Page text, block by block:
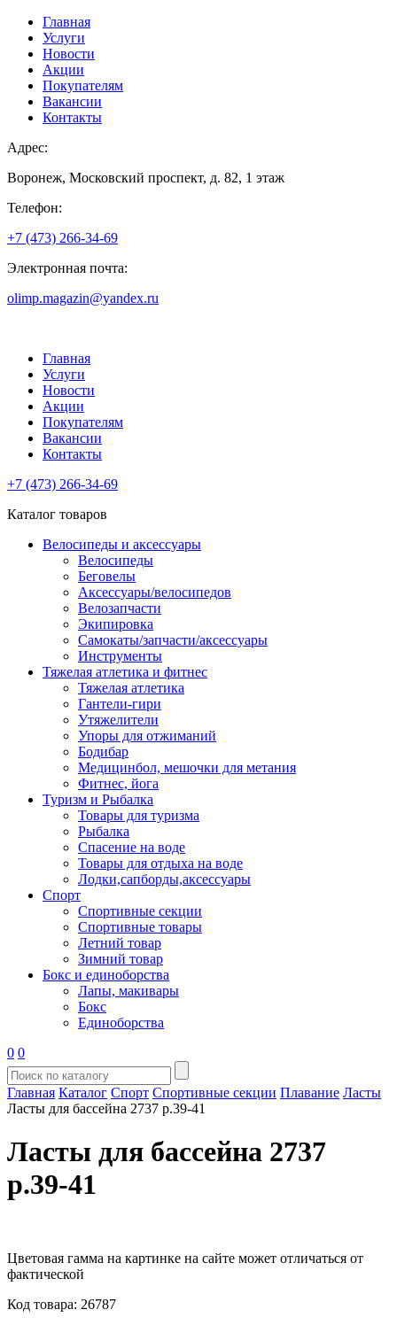
Главная
Услуги
Новости
Акции
Покупателям
Вакансии
Контакты
Адрес:
Воронеж, Московский проспект, д. 82, 1 этаж
Телефон:
+7 (473) 266-34-69
Электронная почта:
olimp.magazin@yandex.ru
Главная
Услуги
Новости
Акции
Покупателям
Вакансии
Контакты
+7 (473) 266-34-69
Каталог товаров
Велосипеды и аксессуары
Велосипеды
Беговелы
Аксессуары/велосипедов
Велозапчасти
Экипировка
Самокаты/запчасти/аксессуары
Инструменты
Тяжелая атлетика и фитнес
Тяжелая атлетика
Гантели-гири
Утяжелители
Упоры для отжиманий
Бодибар
Медицинбол, мешочки для метания
Фитнес, йога
Туризм и Рыбалка
Товары для туризма
Рыбалка
Спасение на воде
Товары для отдыха на воде
Лодки,сапборды,аксессуары
Спорт
Спортивные секции
Спортивные товары
Летний товар
Зимний товар
Бокс и единоборства
Лапы, макивары
Бокс
Единоборства
0 0
Главная Каталог Спорт Спортивные секции Плавание Ласты
Ласты для бассейна 2737 р.39-41
Ласты для бассейна 2737
р.39-41
Цветовая гамма на картинке на сайте может отличаться от
фактической
Код товара: 26787